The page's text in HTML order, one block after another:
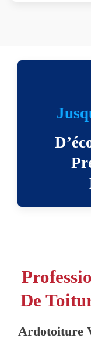
De
Ardotoiture